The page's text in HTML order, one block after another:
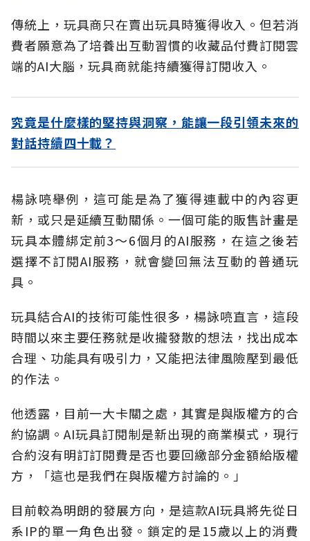
傳統上，玩具商只在賣出玩具時獲得收入。但若消
費者願意為了培養出互動習慣的收藏品付費訂閱雲
端的AI大腦，玩具商就能持續獲得訂閱收入。
究竟是什麼樣的堅持與洞察，能讓一段引領未來的
對話持續四十載？
楊詠喨舉例，這可能是為了獲得連載中的內容更
新，或只是延續互動關係。一個可能的販售計畫是
玩具本體綁定前3～6個月的AI服務，在這之後若
選擇不訂閱AI服務，就會變回無法互動的普通玩
具。
玩具結合AI的技術可能性很多，楊詠喨直言，這段
時間以來主要任務就是收攏發散的想法，找出成本
合理、功能具有吸引力，又能把法律風險壓到最低
的作法。
他透露，目前一大卡關之處，其實是與版權方的合
約協調。AI玩具訂閱制是新出現的商業模式，現行
合約沒有明訂訂閱費是否也要回繳部分金額給版權
方，「這也是我們在與版權方討論的。」
目前較為明朗的發展方向，是這款AI玩具將先從日
系IP的單一角色出發。鎖定的是15歲以上的消費